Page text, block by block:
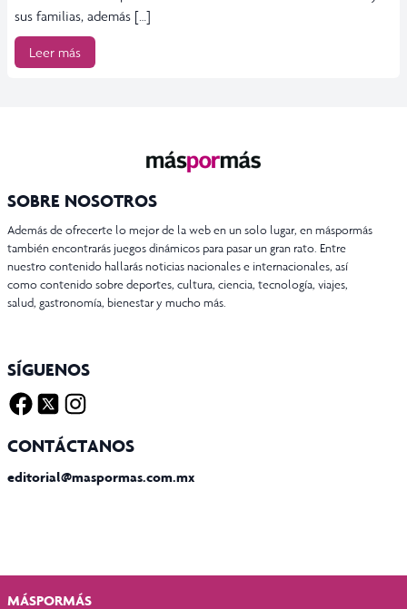
sus familias, además […]
Leer más
SOBRE NOSOTROS
Además de ofrecerte lo mejor de la web en un solo lugar, en máspormás
también encontrarás juegos dinámicos para pasar un gran rato. Entre
nuestro contenido hallarás noticias nacionales e internacionales, así
como contenido sobre deportes, cultura, ciencia, tecnología, viajes,
salud, gastronomía, bienestar y mucho más.
SÍGUENOS
CONTÁCTANOS
editorial@maspormas.com.mx
MÁSPORMÁS